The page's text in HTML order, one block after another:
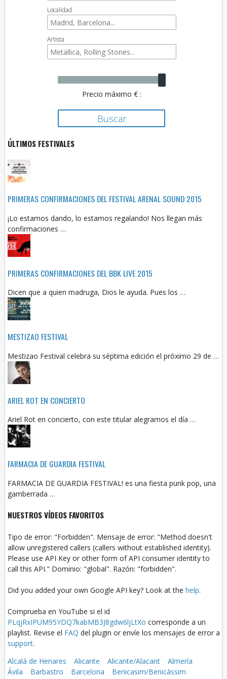
Localidad
Artista
Precio máximo € :
ÚLTIMOS FESTIVALES
PRIMERAS CONFIRMACIONES DEL FESTIVAL ARENAL SOUND 2015
¡Lo estamos dando, lo estamos regalando! Nos llegan más
confirmaciones …
PRIMERAS CONFIRMACIONES DEL BBK LIVE 2015
Dicen que a quien madruga, Dios le ayuda. Pues los …
MESTIZAO FESTIVAL
Mestizao Festival celebra su séptima edición el próximo 29 de …
ARIEL ROT EN CONCIERTO
Ariel Rot en concierto, con este titular alegramos el día …
FARMACIA DE GUARDIA FESTIVAL
FARMACIA DE GUARDIA FESTIVAL! es una fiesta punk pop, una
gamberrada …
NUESTROS VÍDEOS FAVORITOS
Tipo de error: "Forbidden". Mensaje de error: "Method doesn't
allow unregistered callers (callers without established identity).
Please use API Key or other form of API consumer identity to
call this API." Dominio: "global". Razón: "forbidden".
Did you added your own Google API key? Look at the help.
Comprueba en YouTube si el id
PLqjRxIPUM95YDQ7kabMB3J8gdw6ljLtXo corresponde a un
playlist. Revise el FAQ del plugin or envíe los mensajes de error a
support.
Alcalá de Henares
Alicante Alicante/Alacant
Almería
Ávila
Barbastro Barcelona
Benicasim/Benicàssim